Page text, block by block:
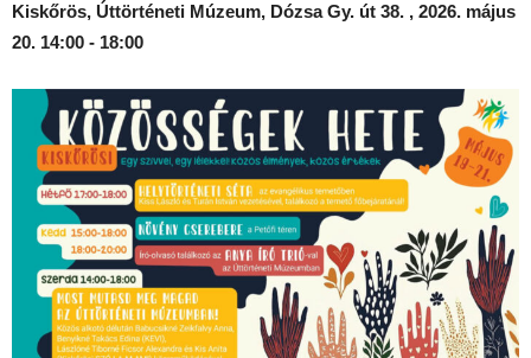
Kiskőrös, Úttörténeti Múzeum, Dózsa Gy. út 38. , 2026. május
20. 14:00 - 18:00